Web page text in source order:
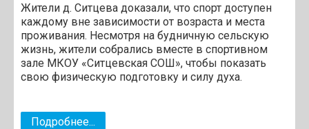
Жители д. Ситцева доказали, что спорт доступен
каждому вне зависимости от возраста и места
проживания. Несмотря на будничную сельскую
жизнь, жители собрались вместе в спортивном
зале МКОУ «Ситцевская СОШ», чтобы показать
свою физическую подготовку и силу духа.
Подробнее...